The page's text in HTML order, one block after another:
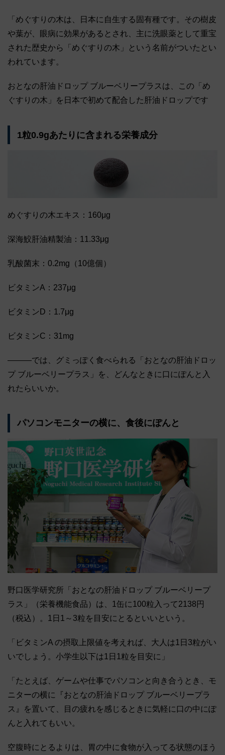
「めぐすりの木は、日本に自生する固有種です。その樹皮
や葉が、眼病に効果があるとされ、主に洗眼薬として重宝
された歴史から「めぐすりの木」という名前がついたとい
われています。
おとなの肝油ドロップ ブルーベリープラスは、この「め
ぐすりの木」を日本で初めて配合した肝油ドロップです
1粒0.9gあたりに含まれる栄養成分
めぐすりの木エキス：160μg
深海鮫肝油精製油：11.33μg
乳酸菌末：0.2mg（10億個）
ビタミンA：237μg
ビタミンD：1.7μg
ビタミンC：31mg
―――では、グミっぽく食べられる「おとなの肝油ドロッ
プ ブルーベリープラス」を、どんなときに口にぽんと入
れたらいいか。
パソコンモニターの横に、食後にぽんと
野口医学研究所「おとなの肝油ドロップ ブルーベリープ
ラス」（栄養機能食品）は、1缶に100粒入って2138円
（税込）。1日1～3粒を目安にとるといいという。
「ビタミンA の摂取上限値を考えれば、大人は1日3粒がい
いでしょう。小学生以下は1日1粒を目安に」
「たとえば、ゲームや仕事でパソコンと向き合うとき、モ
ニターの横に『おとなの肝油ドロップ ブルーベリープラ
ス』を置いて、目の疲れを感じるときに気軽に口の中にぽ
んと入れてもいい。
空腹時にとるよりは、胃の中に食物が入ってる状態のほう